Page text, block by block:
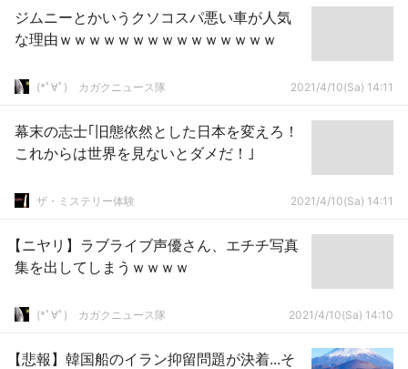
ジムニーとかいうクソコスパ悪い車が人気
な理由ｗｗｗｗｗｗｗｗｗｗｗｗｗｗｗ
(*ﾟ∀ﾟ)ゞカガクニュース隊 2021/4/10(Sa) 14:11
幕末の志士｢旧態依然とした日本を変えろ！
これからは世界を見ないとダメだ！｣
ザ・ミステリー体験 2021/4/10(Sa) 14:11
【ニヤリ】ラブライブ声優さん、エチチ写真
集を出してしまうｗｗｗｗ
(*ﾟ∀ﾟ)ゞカガクニュース隊 2021/4/10(Sa) 14:10
【悲報】韓国船のイラン抑留問題が決着...そ